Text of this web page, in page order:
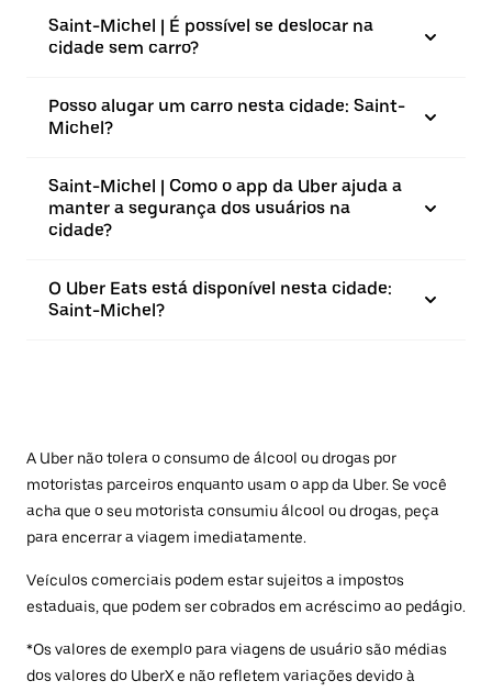
Saint-Michel | É possível se deslocar na
cidade sem carro?
Posso alugar um carro nesta cidade: Saint-
Michel?
Saint-Michel | Como o app da Uber ajuda a
manter a segurança dos usuários na
cidade?
O Uber Eats está disponível nesta cidade:
Saint-Michel?
A Uber não tolera o consumo de álcool ou drogas por
motoristas parceiros enquanto usam o app da Uber. Se você
acha que o seu motorista consumiu álcool ou drogas, peça
para encerrar a viagem imediatamente.
Veículos comerciais podem estar sujeitos a impostos
estaduais, que podem ser cobrados em acréscimo ao pedágio.
*Os valores de exemplo para viagens de usuário são médias
dos valores do UberX e não refletem variações devido à